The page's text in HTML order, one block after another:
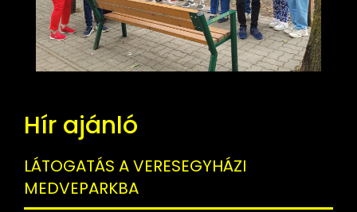
Hír ajánló
LÁTOGATÁS A VERESEGYHÁZI
MEDVEPARKBA